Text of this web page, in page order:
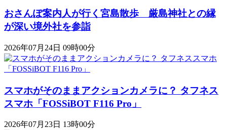
おさんぽ案内人が行く宮島散歩 厳島神社との縁
が深い境外社を参詣
2026年07月24日 09時00分
スマホがそのままアクションカメラに？ タフネス
スマホ「FOSSiBOT F116 Pro」
2026年07月23日 13時00分